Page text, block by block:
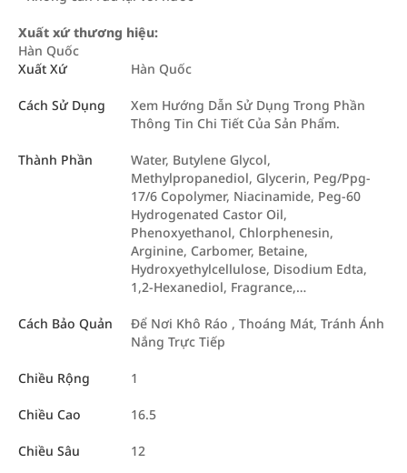
Xuất xứ thương hiệu:
Hàn Quốc
Xuất Xứ
Hàn Quốc
Cách Sử Dụng
Xem Hướng Dẫn Sử Dụng Trong Phần
Thông Tin Chi Tiết Của Sản Phẩm.
Thành Phần
Water, Butylene Glycol,
Methylpropanediol, Glycerin, Peg/Ppg-
17/6 Copolymer, Niacinamide, Peg-60
Hydrogenated Castor Oil,
Phenoxyethanol, Chlorphenesin,
Arginine, Carbomer, Betaine,
Hydroxyethylcellulose, Disodium Edta,
1,2-Hexanediol, Fragrance,…
Cách Bảo Quản
Để Nơi Khô Ráo , Thoáng Mát, Tránh Ánh
Nắng Trực Tiếp
Chiều Rộng 1
Chiều Cao 16.5
Chiều Sâu 12